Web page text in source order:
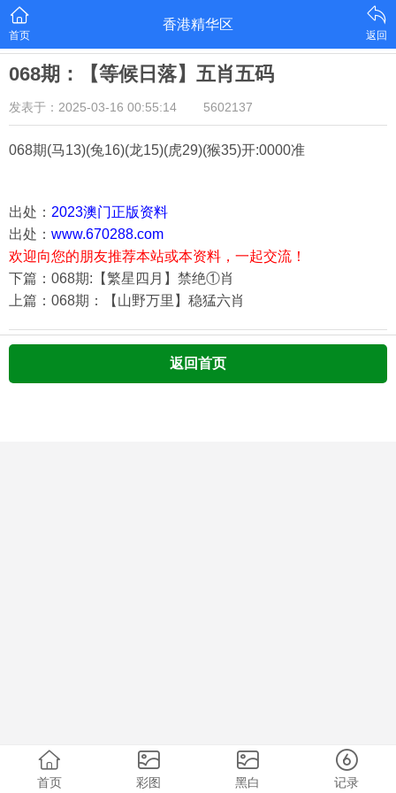
首页
香港精华区
返回
068期：【等候日落】五肖五码
发表于：2025-03-16 00:55:14 5602137
068期(马13)(兔16)(龙15)(虎29)(猴35)开:0000准
出处： 2023澳门正版资料
出处： www.670288.com
欢迎向您的朋友推荐本站或本资料，一起交流！
下篇：068期:【繁星四月】禁绝①肖
上篇：068期：【山野万里】稳猛六肖
返回首页
首页 彩图 黑白 记录